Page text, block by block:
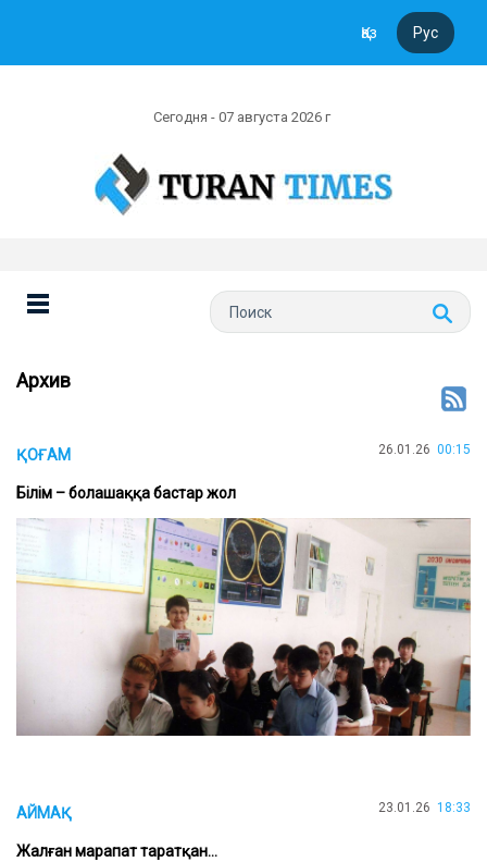
Қаз Рус
Сегодня - 07 августа 2026 г
Архив
ҚОҒАМ 26.01.26 00:15
Білім – болашаққа бастар жол
АЙМАҚ 23.01.26 18:33
Жалған марапат таратқан...